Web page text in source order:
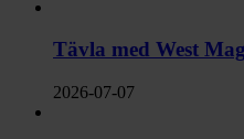
Tävla med West
2026-07-07